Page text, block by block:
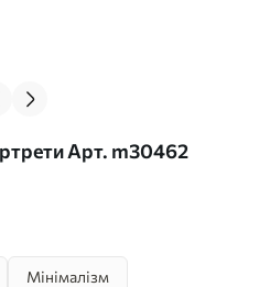
Арт. m30462
Мінімалізм